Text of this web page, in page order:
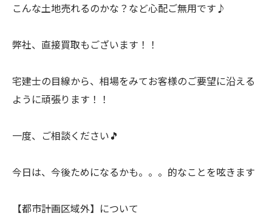
こんな土地売れるのかな？など心配ご無用です♪
弊社、直接買取もございます！！
宅建士の目線から、相場をみてお客様のご要望に沿える
ように頑張ります！！
一度、ご相談ください🎵
今日は、今後ためになるかも。。。的なことを呟きます
【都市計画区域外】について